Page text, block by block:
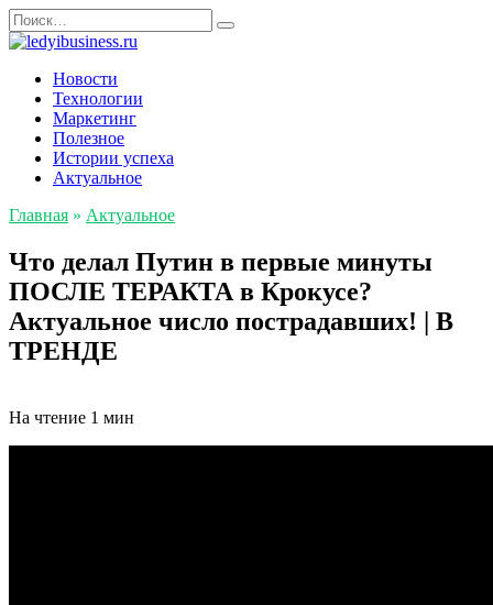
Перейти
к
содержанию
Search
for:
Новости
Технологии
Маркетинг
Полезное
Истории успеха
Актуальное
Главная » Актуальное
Что делал Путин в первые минуты
ПОСЛЕ ТЕРАКТА в Крокусе?
Актуальное число пострадавших! | В
ТРЕНДЕ
На чтение 1 мин